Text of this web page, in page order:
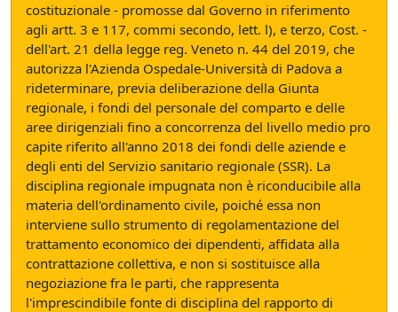
costituzionale - promosse dal Governo in riferimento
agli artt. 3 e 117, commi secondo, lett. l), e terzo, Cost. -
dell'art. 21 della legge reg. Veneto n. 44 del 2019, che
autorizza l'Azienda Ospedale-Università di Padova a
rideterminare, previa deliberazione della Giunta
regionale, i fondi del personale del comparto e delle
aree dirigenziali fino a concorrenza del livello medio pro
capite riferito all'anno 2018 dei fondi delle aziende e
degli enti del Servizio sanitario regionale (SSR). La
disciplina regionale impugnata non è riconducibile alla
materia dell'ordinamento civile, poiché essa non
interviene sullo strumento di regolamentazione del
trattamento economico dei dipendenti, affidata alla
contrattazione collettiva, e non si sostituisce alla
negoziazione fra le parti, che rappresenta
l'imprescindibile fonte di disciplina del rapporto di